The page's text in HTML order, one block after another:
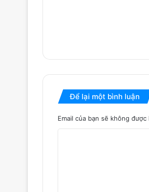
Để lại một bình luận
Email của bạn sẽ không